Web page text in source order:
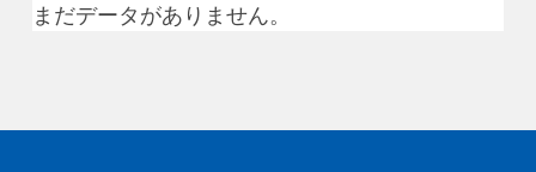
まだデータがありません。